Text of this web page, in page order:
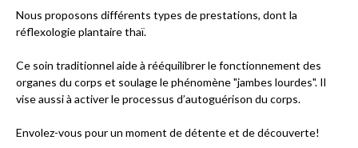
Nous proposons différents types de prestations, dont la
réflexologie plantaire thaï.
Ce soin traditionnel aide à rééquilibrer le fonctionnement des
organes du corps et soulage le phénomène "jambes lourdes". Il
vise aussi à activer le processus d’autoguérison du corps.
Envolez-vous pour un moment de détente et de découverte!